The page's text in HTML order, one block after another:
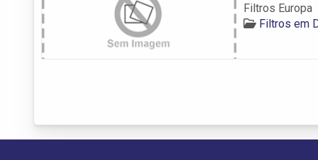
Filtros Europa
Filtros em